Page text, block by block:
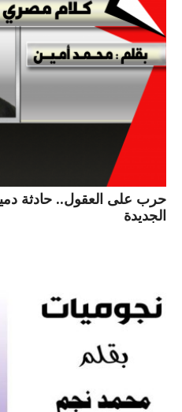
حرب على العقول.. حادثة
الجديدة